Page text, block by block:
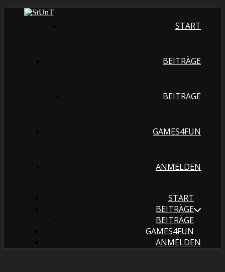
START
BEITRÄGE
BEITRÄGE
GAMES4FUN
ANMELDEN
START
BEITRÄGE
BEITRÄGE
GAMES4FUN
ANMELDEN